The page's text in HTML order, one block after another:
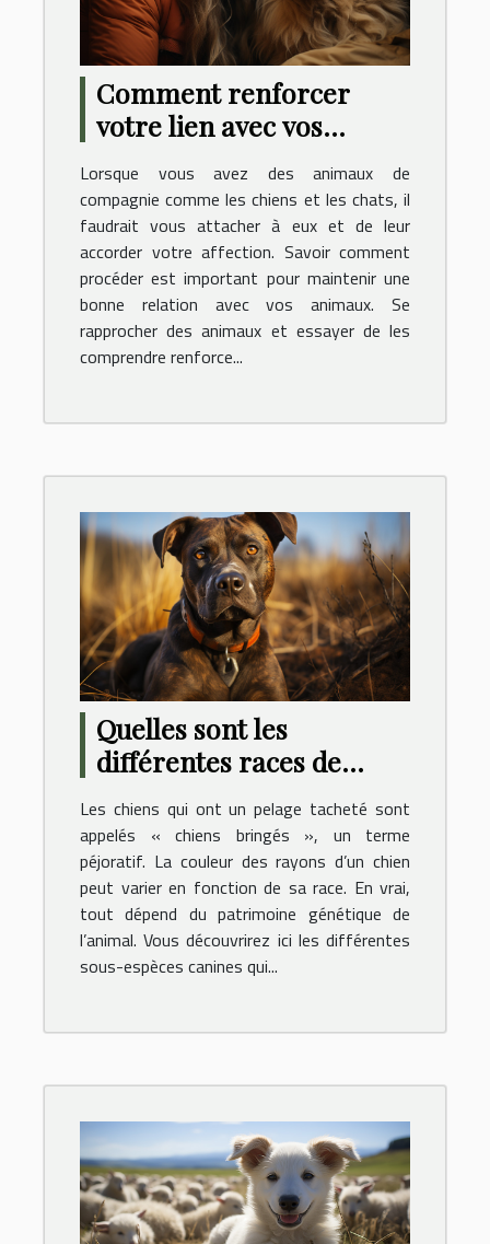
Comment renforcer
votre lien avec vos
animaux de compagnie ?
Lorsque vous avez des animaux de
compagnie comme les chiens et les chats, il
faudrait vous attacher à eux et de leur
accorder votre affection. Savoir comment
procéder est important pour maintenir une
bonne relation avec vos animaux. Se
rapprocher des animaux et essayer de les
comprendre renforce...
Quelles sont les
différentes races de
chiens connues pour
avoir un pelage bringé ?
Les chiens qui ont un pelage tacheté sont
appelés « chiens bringés », un terme
péjoratif. La couleur des rayons d’un chien
peut varier en fonction de sa race. En vrai,
tout dépend du patrimoine génétique de
l’animal. Vous découvrirez ici les différentes
sous-espèces canines qui...